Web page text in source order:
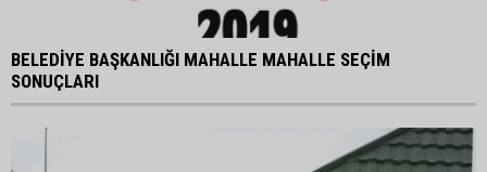
BELEDİYE BAŞKANLIĞI MAHALLE MAHALLE SEÇİM
SONUÇLARI